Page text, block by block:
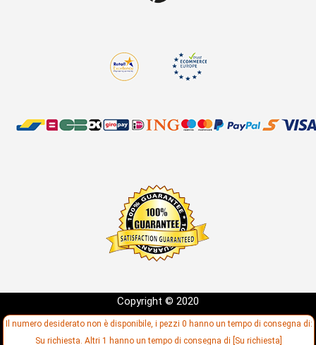
Il numero desiderato non è disponibile, i pezzi 0 hanno un tempo di consegna di:
Su richiesta. Altri 1 hanno un tempo di consegna di [Su richiesta]
Copyright © 2020
Sviluppo: